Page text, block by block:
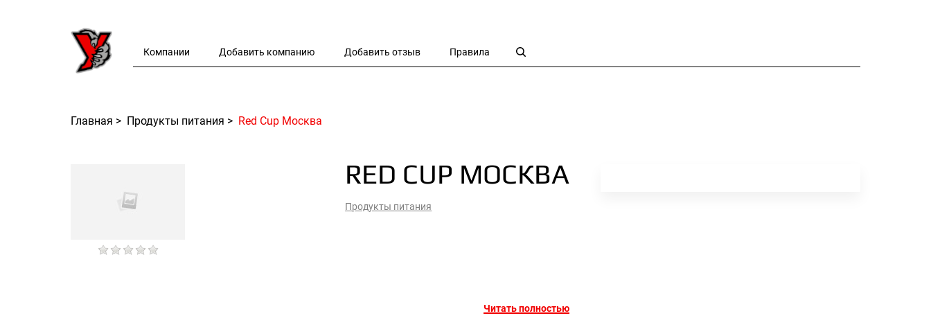
Компании Добавить компанию Добавить отзыв Правила
Главная > Продукты питания > Red Cup Москва
RED CUP МОСКВА
Продукты питания
Читать полностью